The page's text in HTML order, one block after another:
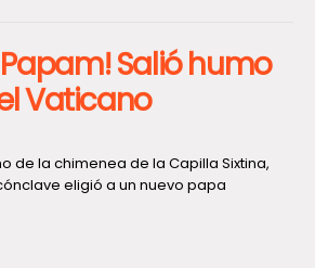
Salió humo
Vaticano
de la chimenea de la Capilla Sixtina,
eligió a un nuevo papa